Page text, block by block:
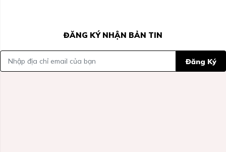
ĐĂNG KÝ NHẬN BẢN TIN
Đăng Ký